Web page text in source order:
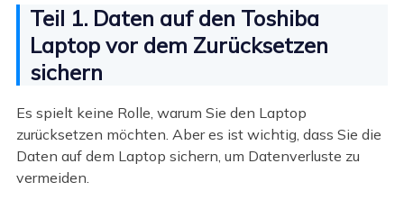
Teil 1. Daten auf den Toshiba
Laptop vor dem Zurücksetzen
sichern
Es spielt keine Rolle, warum Sie den Laptop
zurücksetzen möchten. Aber es ist wichtig, dass Sie die
Daten auf dem Laptop sichern, um Datenverluste zu
vermeiden.